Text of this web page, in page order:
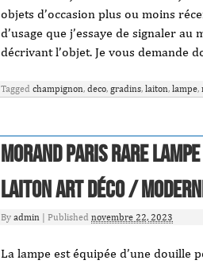
objets d’occasion plus ou moins
d’usage que j’essaye de signaler
décrivant l’objet. Je vous demande
Tagged champignon, deco, gradins, laiton, lampe,
MORAND PARIS Rare
laiton Art Déco /
By admin Published novembre 22, 2023
La lampe est équipée d’une douille